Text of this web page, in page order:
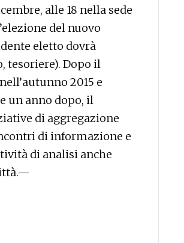
alle 18 nella sede
del nuovo
eletto dovrà
tesoriere). Dopo il
2015 e
un anno dopo, il
di aggregazione
di informazione e
di analisi anche